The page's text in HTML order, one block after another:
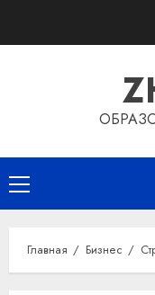
Основное
меню
Главная Бизнес